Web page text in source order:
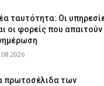
ταυτότητα: Οι
οι φορείς που απαιτούν
πρωτοσέλιδα των